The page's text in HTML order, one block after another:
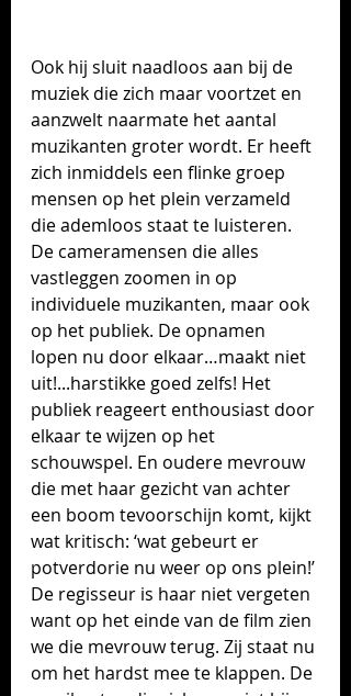
Ook hij sluit naadloos aan bij de
muziek die zich maar voortzet en
aanzwelt naarmate het aantal
muzikanten groter wordt. Er heeft
zich inmiddels een flinke groep
mensen op het plein verzameld
die ademloos staat te luisteren.
De cameramensen die alles
vastleggen zoomen in op
individuele muzikanten, maar ook
op het publiek. De opnamen
lopen nu door elkaar…maakt niet
uit!...harstikke goed zelfs! Het
publiek reageert enthousiast door
elkaar te wijzen op het
schouwspel. En oudere mevrouw
die met haar gezicht van achter
een boom tevoorschijn komt, kijkt
wat kritisch: ‘wat gebeurt er
potverdorie nu weer op ons plein!’
De regisseur is haar niet vergeten
want op het einde van de film zien
we die mevrouw terug. Zij staat nu
om het hardst mee te klappen. De